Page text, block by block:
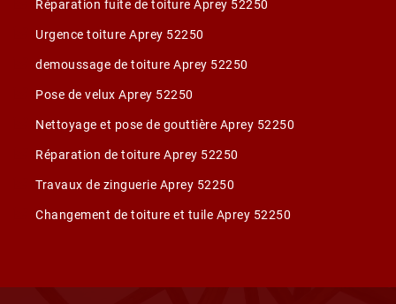
Réparation fuite de toiture Aprey 52250
Urgence toiture Aprey 52250
demoussage de toiture Aprey 52250
Pose de velux Aprey 52250
Nettoyage et pose de gouttière Aprey 52250
Réparation de toiture Aprey 52250
Travaux de zinguerie Aprey 52250
Changement de toiture et tuile Aprey 52250